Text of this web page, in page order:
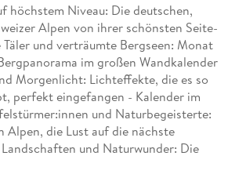
höchstem Niveau: Die deutschen,
Alpen von ihrer schönsten Seite-
und verträumte Bergseen: Monat
im großen Wandkalender
Morgenlicht: Lichteffekte, die es so
perfekt eingefangen - Kalender im
und Naturbegeisterte:
Alpen, die Lust auf die nächste
und Naturwunder: Die